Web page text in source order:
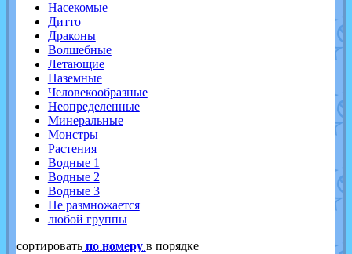
Насекомые
Дитто
Драконы
Волшебные
Летающие
Наземные
Человекообразные
Неопределенные
Минеральные
Монстры
Растения
Водные 1
Водные 2
Водные 3
Не размножается
любой группы
cортировать по номеру в порядке